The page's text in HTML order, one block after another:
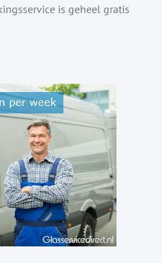
is geheel gratis